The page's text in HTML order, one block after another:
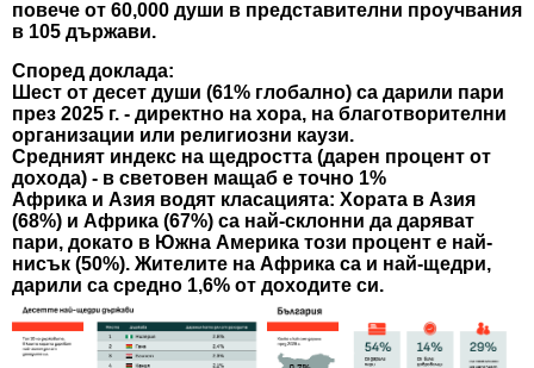
повече от 60,000 души в представителни проучвания
в 105 държави.
Според доклада:
Шест от десет души (61% глобално) са дарили пари
през 2025 г. - директно на хора, на благотворителни
организации или религиозни каузи.
Средният индекс на щедростта (дарен процент от
дохода) - в световен мащаб е точно 1%
Африка и Азия водят класацията: Хората в Азия
(68%) и Африка (67%) са най-склонни да даряват
пари, докато в Южна Америка този процент е най-
нисък (50%). Жителите на Африка са и най-щедри,
дарили са средно 1,6% от доходите си.